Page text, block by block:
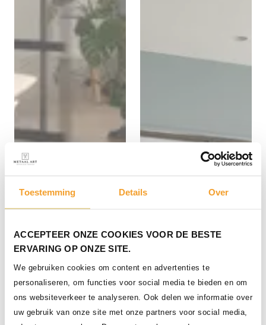
Toestemming Details Over
ACCEPTEER ONZE COOKIES VOOR DE BESTE
ERVARING OP ONZE SITE.
We gebruiken cookies om content en advertenties te
personaliseren, om functies voor social media te bieden en om
ons websiteverkeer te analyseren. Ook delen we informatie over
uw gebruik van onze site met onze partners voor social media,
Stalen schuifdeuren en
vaste panelen